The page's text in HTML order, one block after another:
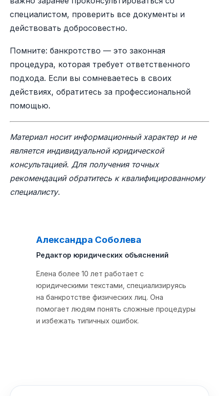
специалистом, проверить все документы и
действовать добросовестно.
Помните: банкротство — это законная
процедура, которая требует ответственного
подхода. Если вы сомневаетесь в своих
действиях, обратитесь за профессиональной
помощью.
Материал носит информационный характер и не
является индивидуальной юридической
консультацией. Для получения точных
рекомендаций обратитесь к квалифицированному
специалисту.
Александра Соболева
Редактор юридических объяснений
Елена более 10 лет работает с
юридическими текстами, специализируясь
на банкротстве физических лиц. Она
помогает людям понять сложные процедуры
и избежать типичных ошибок.